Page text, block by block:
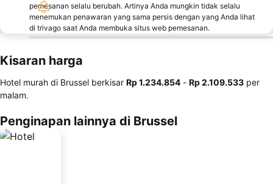
pemesanan selalu berubah. Artinya Anda mungkin tidak selalu
menemukan penawaran yang sama persis dengan yang Anda lihat
di trivago saat Anda membuka situs web pemesanan.
Kisaran harga
Hotel murah di Brussel berkisar ‎Rp 1.234.854 - ‎Rp 2.109.533 per
malam.
Penginapan lainnya di Brussel